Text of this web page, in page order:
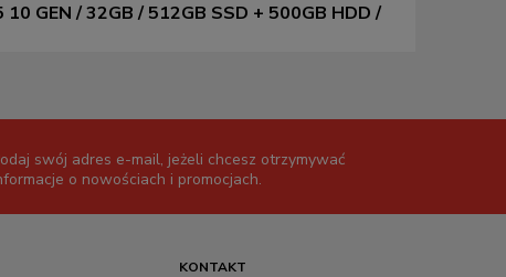
GEN / 32GB / 512GB SSD + 500GB HDD /
swój adres e-mail, jeżeli chcesz otrzymywać
o nowościach i promocjach.
KONTAKT